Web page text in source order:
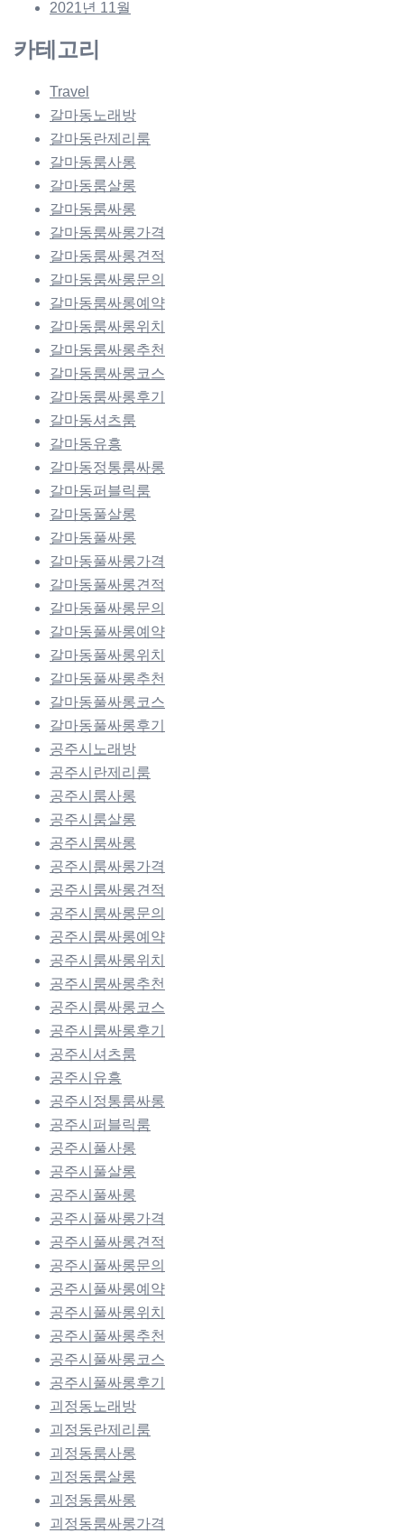
2021년 11월
카테고리
Travel
갈마동노래방
갈마동란제리룸
갈마동룸사롱
갈마동룸살롱
갈마동룸싸롱
갈마동룸싸롱가격
갈마동룸싸롱견적
갈마동룸싸롱문의
갈마동룸싸롱예약
갈마동룸싸롱위치
갈마동룸싸롱추천
갈마동룸싸롱코스
갈마동룸싸롱후기
갈마동셔츠룸
갈마동유흥
갈마동정통룸싸롱
갈마동퍼블릭룸
갈마동풀살롱
갈마동풀싸롱
갈마동풀싸롱가격
갈마동풀싸롱견적
갈마동풀싸롱문의
갈마동풀싸롱예약
갈마동풀싸롱위치
갈마동풀싸롱추천
갈마동풀싸롱코스
갈마동풀싸롱후기
공주시노래방
공주시란제리룸
공주시룸사롱
공주시룸살롱
공주시룸싸롱
공주시룸싸롱가격
공주시룸싸롱견적
공주시룸싸롱문의
공주시룸싸롱예약
공주시룸싸롱위치
공주시룸싸롱추천
공주시룸싸롱코스
공주시룸싸롱후기
공주시셔츠룸
공주시유흥
공주시정통룸싸롱
공주시퍼블릭룸
공주시풀사롱
공주시풀살롱
공주시풀싸롱
공주시풀싸롱가격
공주시풀싸롱견적
공주시풀싸롱문의
공주시풀싸롱예약
공주시풀싸롱위치
공주시풀싸롱추천
공주시풀싸롱코스
공주시풀싸롱후기
괴정동노래방
괴정동란제리룸
괴정동룸사롱
괴정동룸살롱
괴정동룸싸롱
괴정동룸싸롱가격